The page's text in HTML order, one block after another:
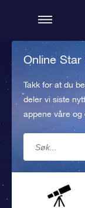
Online
Takk for at du
deler vi siste
appene våre og